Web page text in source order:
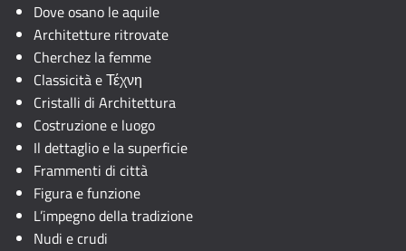
Dove osano le aquile
Architetture ritrovate
Cherchez la femme
Classicità e Τέχνη
Cristalli di Architettura
Costruzione e luogo
Il dettaglio e la superficie
Frammenti di città
Figura e funzione
L’impegno della tradizione
Nudi e crudi